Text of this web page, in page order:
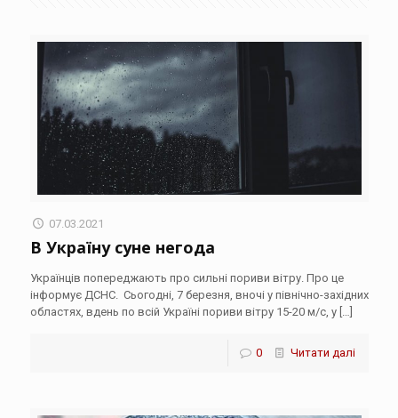
07.03.2021
В Україну суне негода
Українців попереджають про сильні пориви вітру. Про це
інформує ДСНС. Сьогодні, 7 березня, вночі у північно-західних
областях, вдень по всій Україні пориви вітру 15-20 м/с, у[…]
0 Читати далі